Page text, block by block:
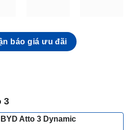
báo giá ưu đãi
3
BYD Atto 3 Dynamic